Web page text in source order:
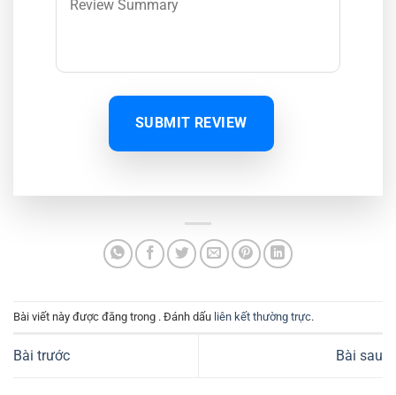
SUBMIT REVIEW
Bài viết này được đăng trong . Đánh dấu liên kết thường trực.
Bài trước Bài sau